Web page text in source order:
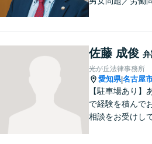
ご提供。小さな
構いません【夜
談】【完全個室
分】
佐藤 成俊
光が丘法律事務所
愛知県|名古屋
【駐車場あり】
で経験を積んで
相談をお受けし